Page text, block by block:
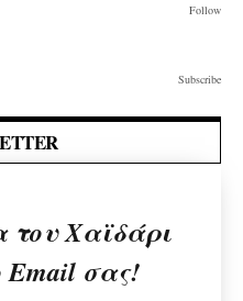
Follow
Subscribe
του Χαϊδάρι
σας!